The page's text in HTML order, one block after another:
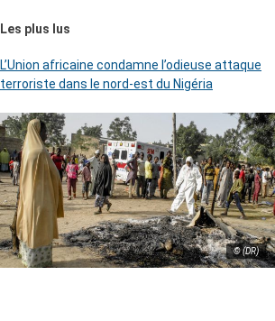
Les plus lus
L’Union africaine condamne l’odieuse attaque
terroriste dans le nord-est du Nigéria
© (DR)